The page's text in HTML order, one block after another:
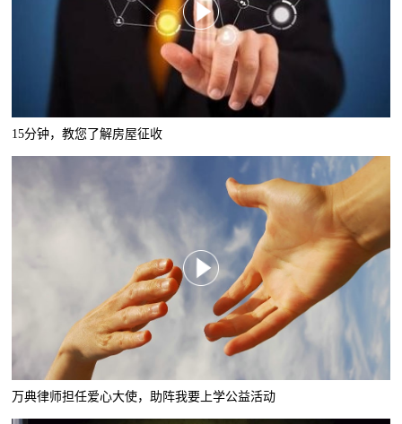
15分钟，教您了解房屋征收
万典律师担任爱心大使，助阵我要上学公益活动